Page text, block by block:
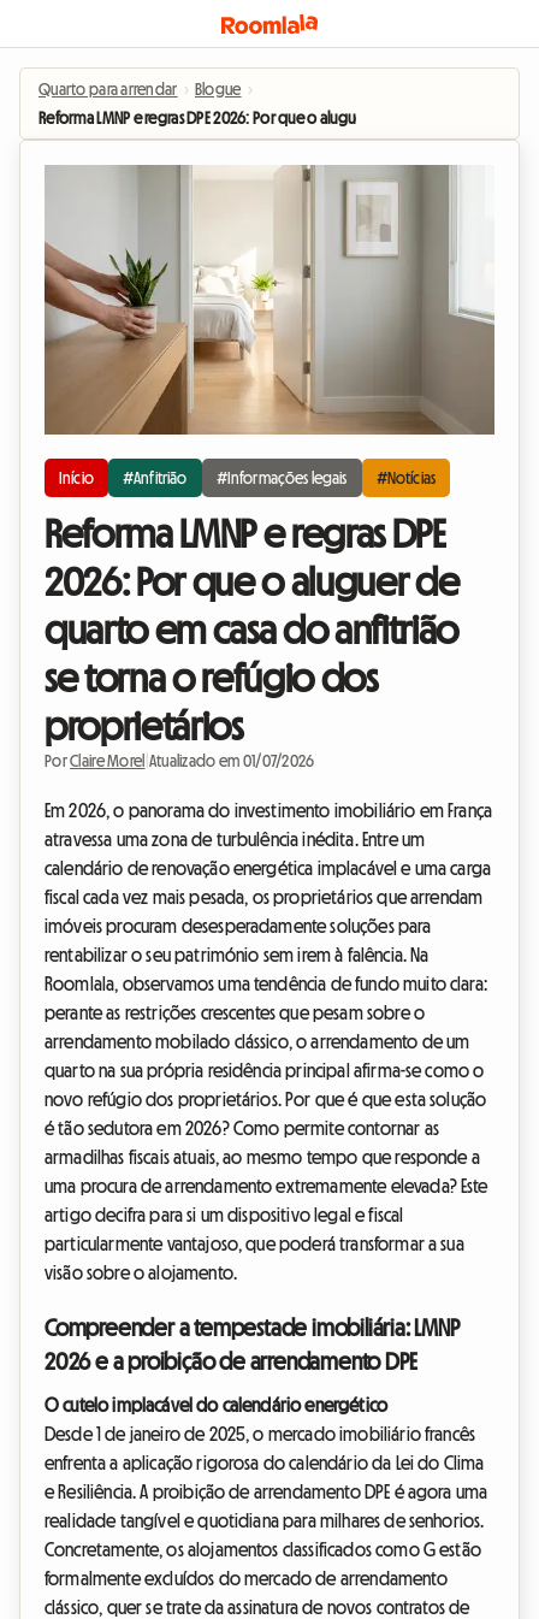
Quarto para arrendar › Blogue ›
Reforma LMNP e regras DPE 2026: Por que o aluguer de quarto em casa do
Início #Anfitrião #Informações legais #Notícias
Reforma LMNP e regras DPE
2026: Por que o aluguer de
quarto em casa do anfitrião
se torna o refúgio dos
proprietários
PorClaire Morel Atualizado em 01/07/2026
Em 2026, o panorama do investimento imobiliário em França
atravessa uma zona de turbulência inédita. Entre um
calendário de renovação energética implacável e uma carga
fiscal cada vez mais pesada, os proprietários que arrendam
imóveis procuram desesperadamente soluções para
rentabilizar o seu património sem irem à falência. Na
Roomlala, observamos uma tendência de fundo muito clara:
perante as restrições crescentes que pesam sobre o
arrendamento mobilado clássico, o arrendamento de um
quarto na sua própria residência principal afirma-se como o
novo refúgio dos proprietários. Por que é que esta solução
é tão sedutora em 2026? Como permite contornar as
armadilhas fiscais atuais, ao mesmo tempo que responde a
uma procura de arrendamento extremamente elevada? Este
artigo decifra para si um dispositivo legal e fiscal
particularmente vantajoso, que poderá transformar a sua
visão sobre o alojamento.
Compreender a tempestade imobiliária: LMNP
2026 e a proibição de arrendamento DPE
O cutelo implacável do calendário energético
Desde 1 de janeiro de 2025, o mercado imobiliário francês
enfrenta a aplicação rigorosa do calendário da Lei do Clima
e Resiliência. A proibição de arrendamento DPE é agora uma
realidade tangível e quotidiana para milhares de senhorios.
Concretamente, os alojamentos classificados como G estão
formalmente excluídos do mercado de arrendamento
clássico, quer se trate da assinatura de novos contratos de